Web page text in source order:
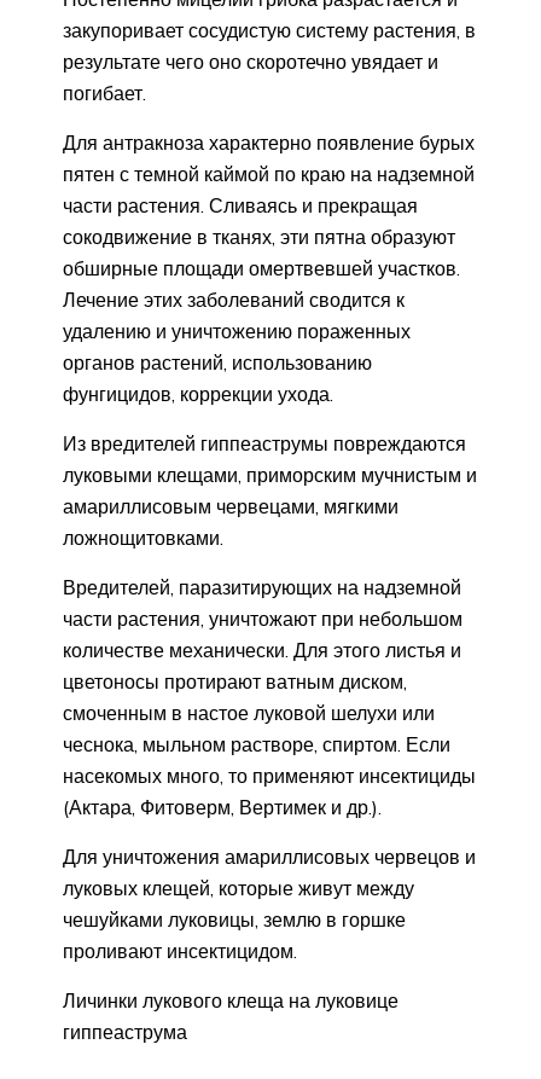
закупоривает сосудистую систему растения, в
результате чего оно скоротечно увядает и
погибает.
Для антракноза характерно появление бурых
пятен с темной каймой по краю на надземной
части растения. Сливаясь и прекращая
сокодвижение в тканях, эти пятна образуют
обширные площади омертвевшей участков.
Лечение этих заболеваний сводится к
удалению и уничтожению пораженных
органов растений, использованию
фунгицидов, коррекции ухода.
Из вредителей гиппеаструмы повреждаются
луковыми клещами, приморским мучнистым и
амариллисовым червецами, мягкими
ложнощитовками.
Вредителей, паразитирующих на надземной
части растения, уничтожают при небольшом
количестве механически. Для этого листья и
цветоносы протирают ватным диском,
смоченным в настое луковой шелухи или
чеснока, мыльном растворе, спиртом. Если
насекомых много, то применяют инсектициды
(Актара, Фитоверм, Вертимек и др.).
Для уничтожения амариллисовых червецов и
луковых клещей, которые живут между
чешуйками луковицы, землю в горшке
проливают инсектицидом.
Личинки лукового клеща на луковице
гиппеаструма